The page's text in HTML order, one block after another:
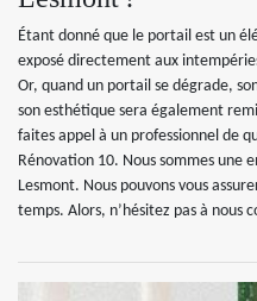
Étant donné que le portail est un
exposé directement aux
Or, quand un portail se dégrade,
son esthétique sera également
faites appel à un professionnel de
Rénovation 10. Nous sommes une
Lesmont. Nous pouvons vous
temps. Alors, n’hésitez pas à